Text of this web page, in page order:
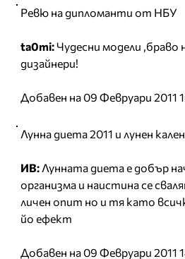
Ревю на дипломанти от НБУ
ta0mi:Чудесни модели ,браво
дизайнери!
Добавен на 09 Февруари 2011
Лунна диета 2011 и лунен
ИВ: Лунната диета е добър
организма и наистина се
личен опит но и тя като
йо ефект
Добавен на 09 Февруари 2011